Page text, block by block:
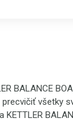
BALANCE
všetky